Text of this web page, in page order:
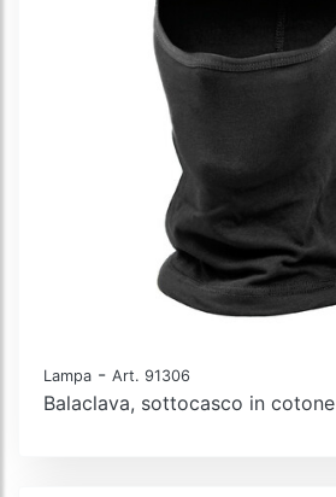
Lampa - Art. 91306
Balaclava, sottocasco in cotone